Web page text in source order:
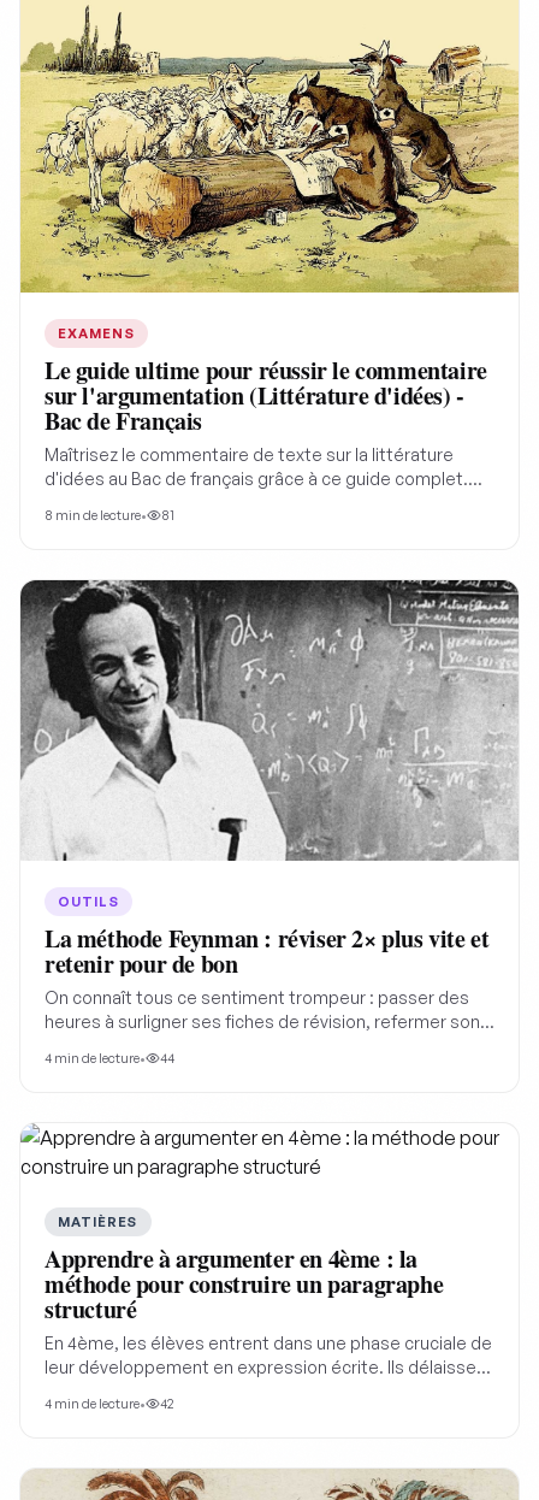
EXAMENS
Le guide ultime pour réussir le commentaire
sur l'argumentation (Littérature d'idées) -
Bac de Français
Maîtrisez le commentaire de texte sur la littérature
d'idées au Bac de français grâce à ce guide complet.
d'analyse et un exemple concret pour structurer votre
8 min de lecture• 81
OUTILS
La méthode Feynman : réviser 2× plus vite et
retenir pour de bon
On connaît tous ce sentiment trompeur : passer des
heures à surligner ses fiches de révision, refermer son
pour se retrouver incapable de résumer le contenu
4 min de lecture• 44
MATIÈRES
Apprendre à argumenter en 4ème : la
méthode pour construire un paragraphe
structuré
En 4ème, les élèves entrent dans une phase cruciale de
leur développement en expression écrite. Ils délaissent
la rédaction argumentée, exercice qui demande rigueur
4 min de lecture• 42